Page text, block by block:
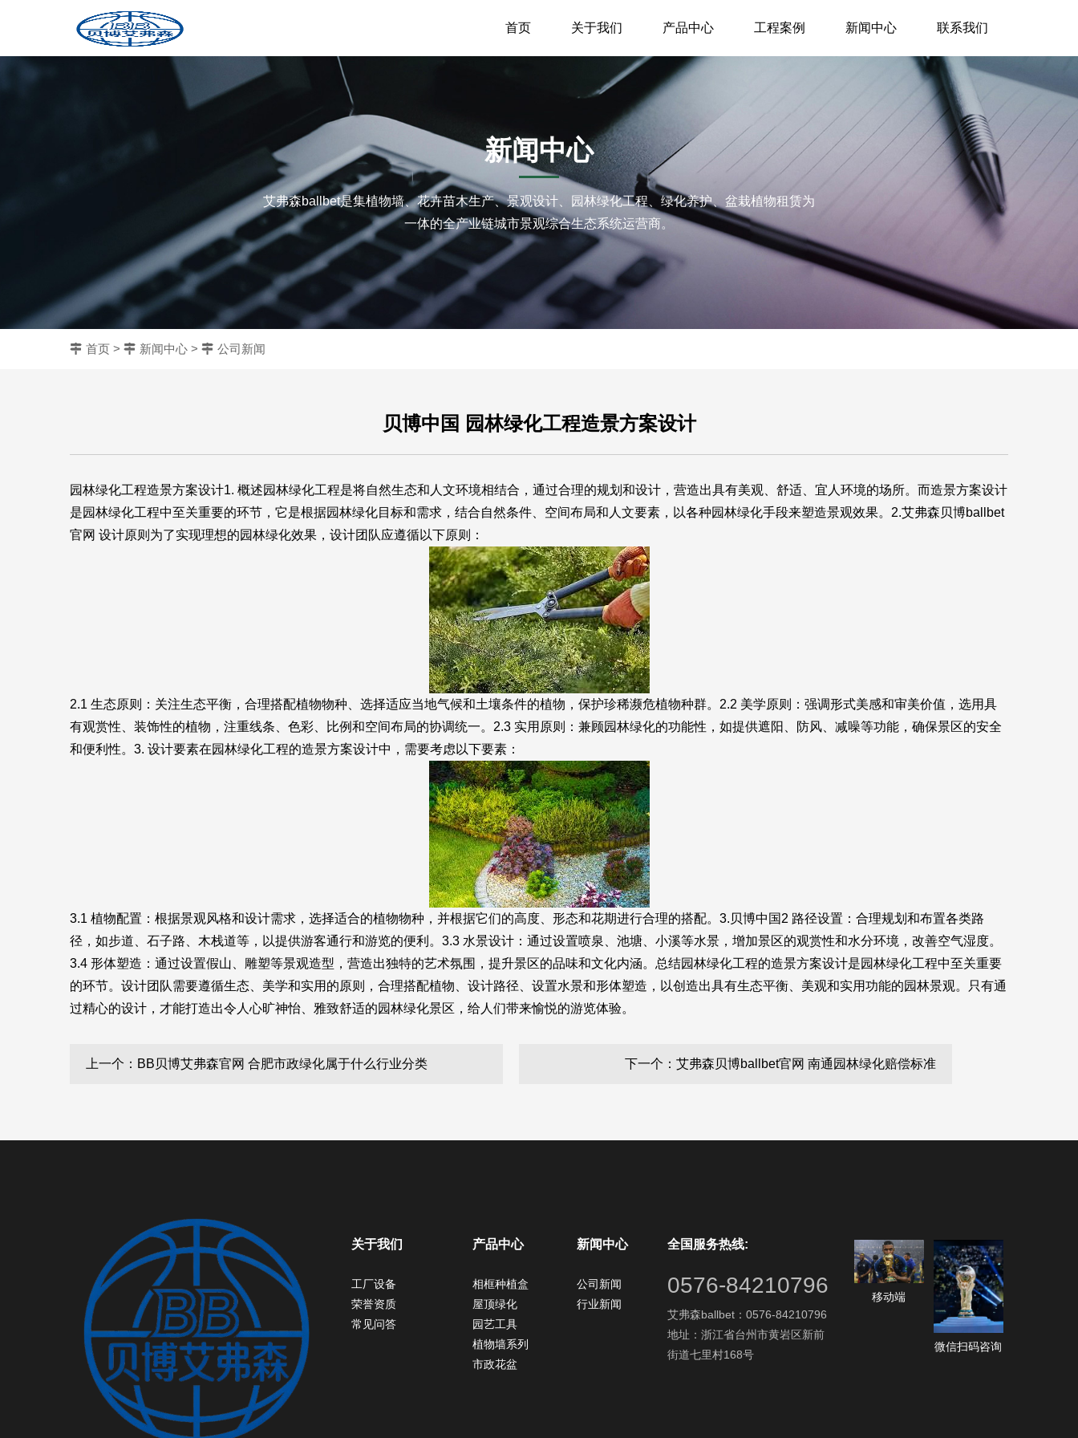
首页 关于我们 产品中心 工程案例 新闻中心 联系我们
新闻中心
艾弗森ballbet是集植物墙、花卉苗木生产、景观设计、园林绿化工程、绿化养护、盆栽植物租赁为
一体的全产业链城市景观综合生态系统运营商。
首页 > 新闻中心 > 公司新闻
贝博中国 园林绿化工程造景方案设计
园林绿化工程造景方案设计1. 概述园林绿化工程是将自然生态和人文环境相结合，通过合理的规划和设计，营造出具有美观、舒适、宜人环境的场所。而造景方案设计
是园林绿化工程中至关重要的环节，它是根据园林绿化目标和需求，结合自然条件、空间布局和人文要素，以各种园林绿化手段来塑造景观效果。2.艾弗森贝博ballbet
官网 设计原则为了实现理想的园林绿化效果，设计团队应遵循以下原则：
2.1 生态原则：关注生态平衡，合理搭配植物物种、选择适应当地气候和土壤条件的植物，保护珍稀濒危植物种群。2.2 美学原则：强调形式美感和审美价值，选用具
有观赏性、装饰性的植物，注重线条、色彩、比例和空间布局的协调统一。2.3 实用原则：兼顾园林绿化的功能性，如提供遮阳、防风、减噪等功能，确保景区的安全
和便利性。3. 设计要素在园林绿化工程的造景方案设计中，需要考虑以下要素：
3.1 植物配置：根据景观风格和设计需求，选择适合的植物物种，并根据它们的高度、形态和花期进行合理的搭配。3. 贝博中国 2 路径设置：合理规划和布置各类路
径，如步道、石子路、木栈道等，以提供游客通行和游览的便利。3.3 水景设计：通过设置喷泉、池塘、小溪等水景，增加景区的观赏性和水分环境，改善空气湿度。
3.4 形体塑造：通过设置假山、雕塑等景观造型，营造出独特的艺术氛围，提升景区的品味和文化内涵。总结园林绿化工程的造景方案设计是园林绿化工程中至关重要
的环节。设计团队需要遵循生态、美学和实用的原则，合理搭配植物、设计路径、设置水景和形体塑造，以创造出具有生态平衡、美观和实用功能的园林景观。只有通
过精心的设计，才能打造出令人心旷神怡、雅致舒适的园林绿化景区，给人们带来愉悦的游览体验。
上一个：BB贝博艾弗森官网 合肥市政绿化属于什么行业分类 下一个：艾弗森贝博ballbet官网 南通园林绿化赔偿标准
关于我们
工厂设备
荣誉资质
常见问答
产品中心
相框种植盒
屋顶绿化
园艺工具
植物墙系列
市政花盆
新闻中心
公司新闻
行业新闻
全国服务热线:
0576-84210796
艾弗森ballbet：0576-84210796
地址：浙江省台州市黄岩区新前
街道七里村168号
移动端
微信扫码咨询